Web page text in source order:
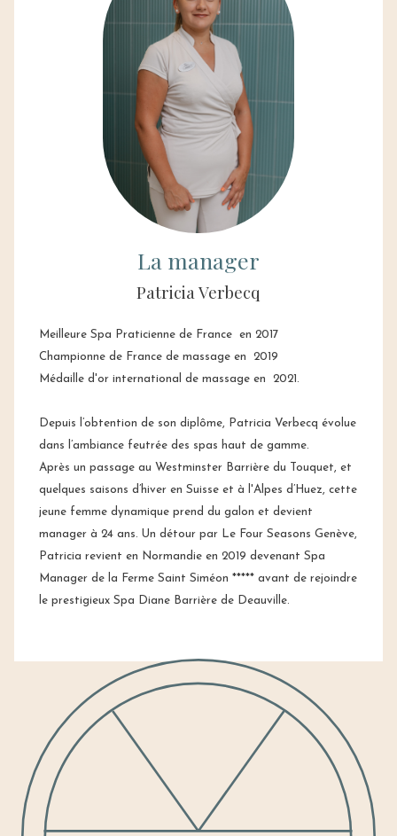
La manager
Patricia Verbecq
Meilleure Spa Praticienne de France en 2017
Championne de France de massage en 2019
Médaille d'or international de massage en 2021.
Depuis l’obtention de son diplôme, Patricia Verbecq évolue
dans l’ambiance feutrée des spas haut de gamme.
Après un passage au Westminster Barrière du Touquet, et
quelques saisons d’hiver en Suisse et à l'Alpes d’Huez, cette
jeune femme dynamique prend du galon et devient
manager à 24 ans. Un détour par Le Four Seasons Genève,
Patricia revient en Normandie en 2019 devenant Spa
Manager de la Ferme Saint Siméon ***** avant de rejoindre
le prestigieux Spa Diane Barrière de Deauville.